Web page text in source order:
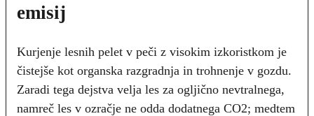
emisij
Kurjenje lesnih pelet v peči z visokim izkoristkom je
čistejše kot organska razgradnja in trohnenje v gozdu.
Zaradi tega dejstva velja les za ogljično nevtralnega,
namreč les v ozračje ne odda dodatnega CO2; medtem